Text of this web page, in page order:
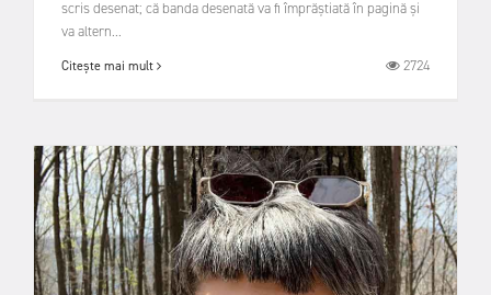
scris desenat; că banda desenată va fi împrăștiată în pagină și
va altern...
Citește mai mult 2724